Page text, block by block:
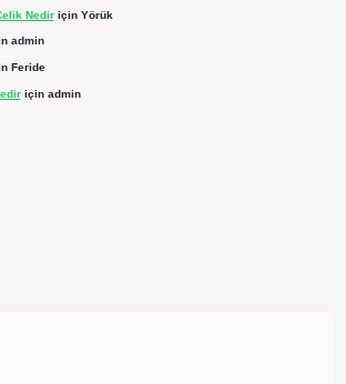
Nediriçin Yörük
admin
Feride
için admin